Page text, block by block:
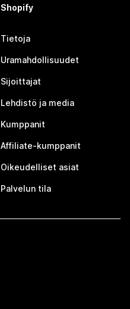
Shopify
Tietoja
Uramahdollisuudet
Sijoittajat
Lehdistö ja media
Kumppanit
Affiliate-kumppanit
Oikeudelliset asiat
Palvelun tila